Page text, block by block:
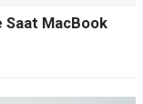
Saat MacBook